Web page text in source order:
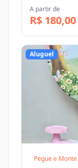
A partir de
R$ 180,00
Aluguel
Pegue e Monte